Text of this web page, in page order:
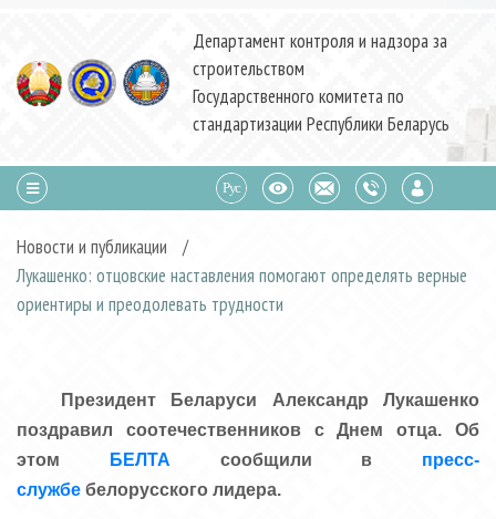
Департамент контроля и надзора за
строительством
Государственного комитета по
стандартизации Республики Беларусь
Новости и публикации
/
Лукашенко: отцовские наставления помогают определять верные
ориентиры и преодолевать трудности
Президент Беларуси Александр Лукашенко
поздравил соотечественников с Днем отца. Об
этом
БЕЛТА сообщили в пресс-
службе белорусского лидера.